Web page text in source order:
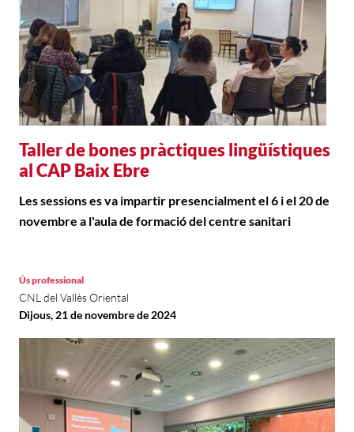
Taller de bones pràctiques lingüístiques
al CAP Baix Ebre
Les sessions es va impartir presencialment el 6 i el 20 de
novembre a l'aula de formació del centre sanitari
Ús professional
CNL del Vallès Oriental
Dijous, 21 de novembre de 2024